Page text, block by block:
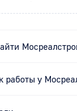
работы у